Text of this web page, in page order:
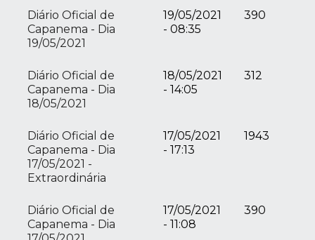
Diário Oficial de
Capanema - Dia
19/05/2021
19/05/2021
- 08:35
390
Diário Oficial de
Capanema - Dia
18/05/2021
18/05/2021
- 14:05
312
Diário Oficial de
Capanema - Dia
17/05/2021 -
Extraordinária
17/05/2021
- 17:13
1943
Diário Oficial de
Capanema - Dia
17/05/2021
- 11:08
390